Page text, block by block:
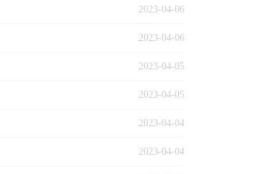
2023-04-06
2023-04-06
2023-04-05
2023-04-05
2023-04-04
2023-04-04